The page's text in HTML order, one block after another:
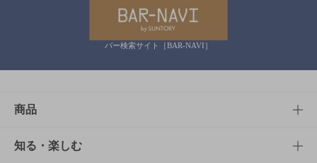
バー検索サイト［BAR-NAVI］
商品
商品TOP
知る・楽しむ